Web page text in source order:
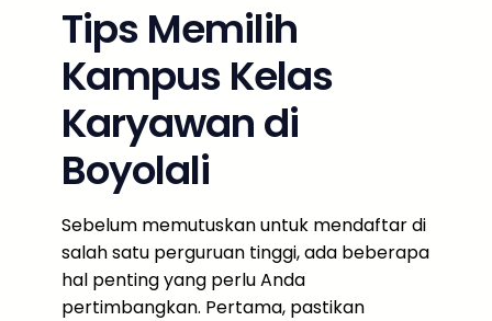
Tips Memilih
Kampus Kelas
Karyawan di
Boyolali
Sebelum memutuskan untuk mendaftar di
salah satu perguruan tinggi, ada beberapa
hal penting yang perlu Anda
pertimbangkan. Pertama, pastikan